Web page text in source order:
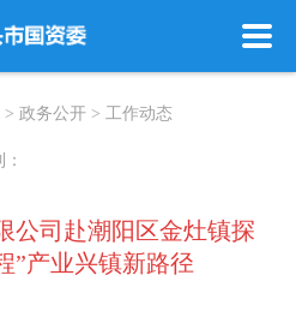
> 政务公开 > 工作动态
公司赴潮阳区金灶镇探
”产业兴镇新路径